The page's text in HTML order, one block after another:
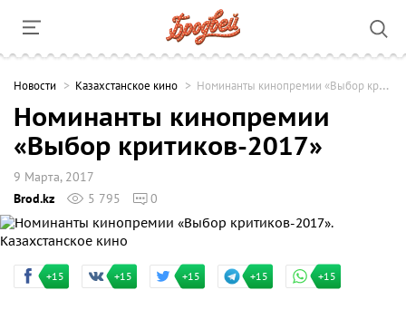
Новости Казахстанское кино Номинанты кинопремии «Выбор критиков-2017»
Номинанты кинопремии
«Выбор критиков-2017»
9 Марта, 2017
Brod.kz
5 795 0
+15 +15 +15 +15 +15